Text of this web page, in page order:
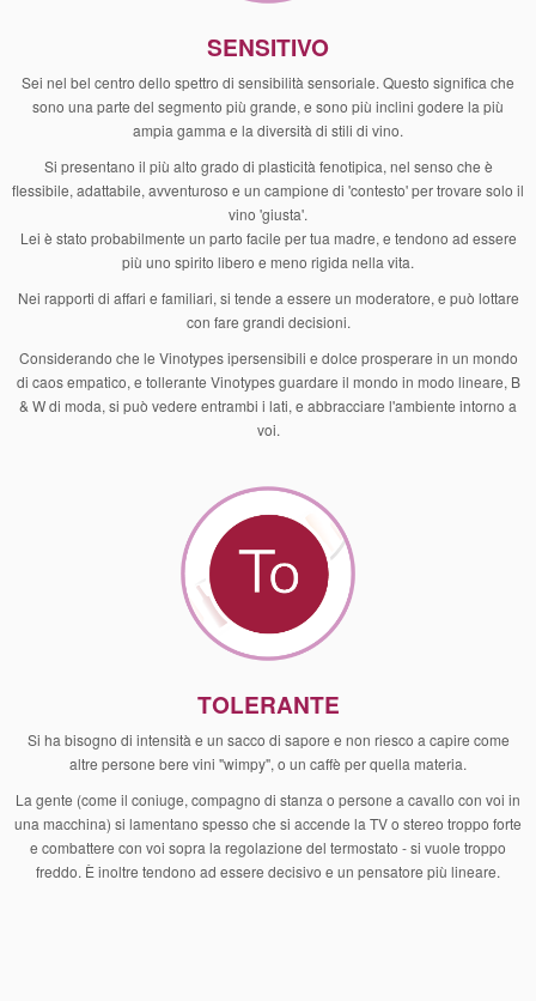
SENSITIVO
Sei nel bel centro dello spettro di sensibilità sensoriale. Questo significa che
sono una parte del segmento più grande, e sono più inclini godere la più
ampia gamma e la diversità di stili di vino.
Si presentano il più alto grado di plasticità fenotipica, nel senso che è
flessibile, adattabile, avventuroso e un campione di 'contesto' per trovare solo il
vino 'giusta'.
Lei è stato probabilmente un parto facile per tua madre, e tendono ad essere
più uno spirito libero e meno rigida nella vita.
Nei rapporti di affari e familiari, si tende a essere un moderatore, e può lottare
con fare grandi decisioni.
Considerando che le Vinotypes ipersensibili e dolce prosperare in un mondo
di caos empatico, e tollerante Vinotypes guardare il mondo in modo lineare, B
& W di moda, si può vedere entrambi i lati, e abbracciare l'ambiente intorno a
voi.
TOLERANTE
Si ha bisogno di intensità e un sacco di sapore e non riesco a capire come
altre persone bere vini "wimpy", o un caffè per quella materia.
La gente (come il coniuge, compagno di stanza o persone a cavallo con voi in
una macchina) si lamentano spesso che si accende la TV o stereo troppo forte
e combattere con voi sopra la regolazione del termostato - si vuole troppo
freddo. È inoltre tendono ad essere decisivo e un pensatore più lineare.